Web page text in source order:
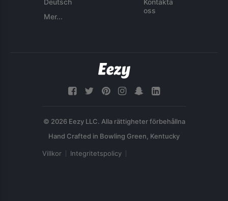
Deutsch
Mer...
Kontakta
oss
© 2026 Eezy LLC. Alla rättigheter förbehållna
Villkor Integritetspolicy